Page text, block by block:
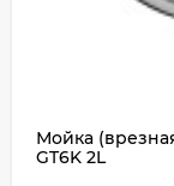
Мойка
GT6K 2L